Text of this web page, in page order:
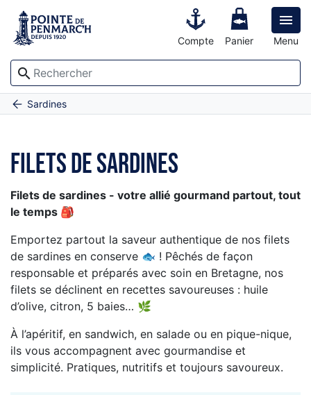

Menu
search
Compte Panier
AccueilSardines
Filets de sardines
Filets de sardines
Filets de sardines - votre allié gourmand partout, tout
le temps 🎒
Emportez partout la saveur authentique de nos filets
de sardines en conserve 🐟 ! Pêchés de façon
responsable et préparés avec soin en Bretagne, nos
filets se déclinent en recettes savoureuses : huile
d’olive, citron, 5 baies… 🌿
À l’apéritif, en sandwich, en salade ou en pique-nique,
ils vous accompagnent avec gourmandise et
simplicité. Pratiques, nutritifs et toujours savoureux.